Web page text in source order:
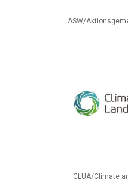
ASW/
CLUA/Climate